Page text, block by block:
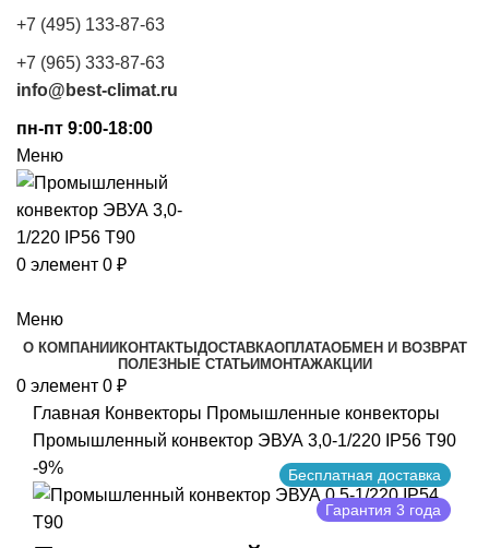
+7 (495) 133-87-63
+7 (965) 333-87-63
info@best-climat.ru
пн-пт 9:00-18:00
Меню
0 элемент 0 ₽
Меню
О КОМПАНИИКОНТАКТЫДОСТАВКАОПЛАТАОБМЕН И ВОЗВРАТ
ПОЛЕЗНЫЕ СТАТЬИМОНТАЖАКЦИИ
0 элемент 0 ₽
Главная Конвекторы Промышленные конвекторы
Промышленный конвектор ЭВУА 3,0-1/220 IP56 Т90
-9%
Бесплатная доставка
Гарантия 3 года